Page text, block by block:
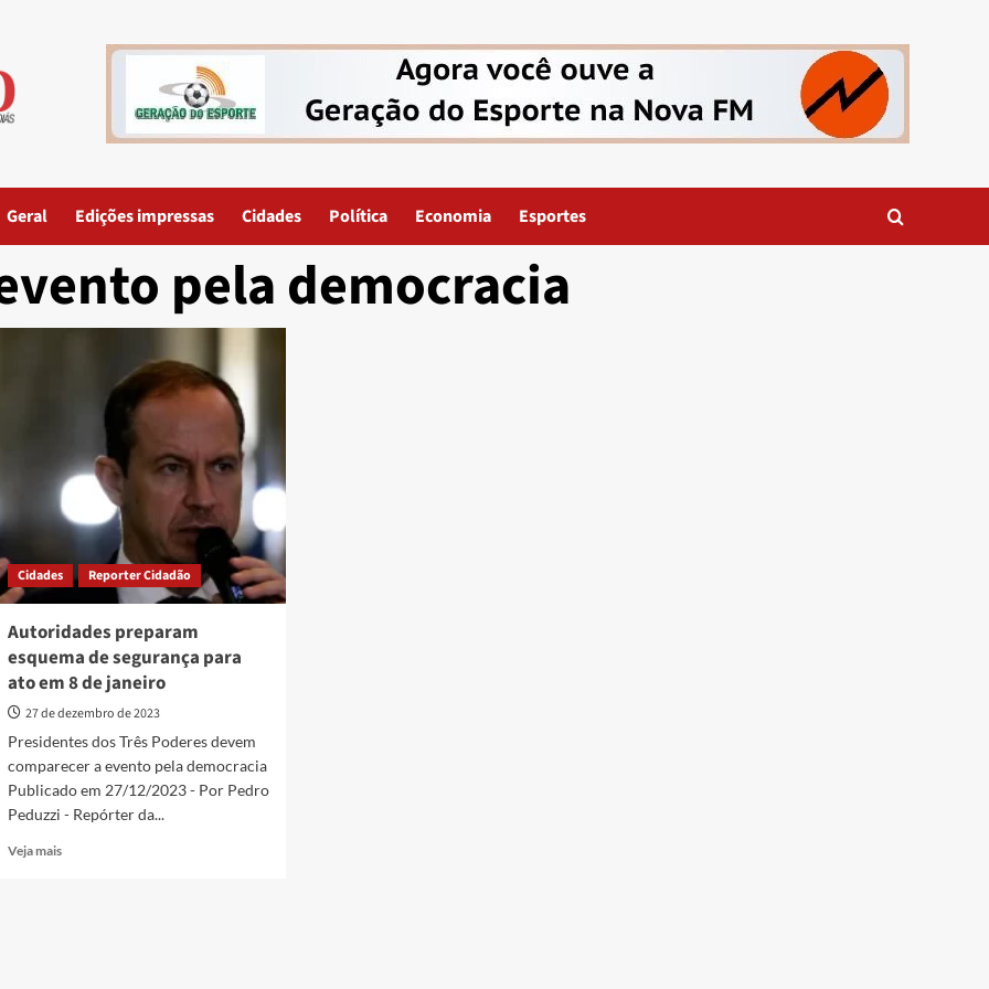
Geral Edições impressas Cidades Política Economia Esportes
pela democracia
Cidades Reporter Cidadão
Autoridades preparam
esquema de segurança para
ato em 8 de janeiro
27 de dezembro de 2023
Presidentes dos Três Poderes devem
comparecer a evento pela democracia
Publicado em 27/12/2023 - Por Pedro
Peduzzi - Repórter da...
Veja maisRead